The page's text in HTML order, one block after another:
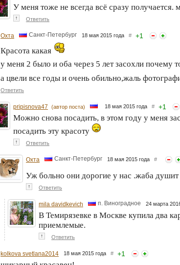
У меня тоже не всегда всё сразу получается.
↑ Ответить
Охта Санкт-Петербург 18 мая 2015 года # +1
Красота какая
у меня 2 было и оба через 5 лет засохли почему
а цвели все годы и очень обильно,жаль
Ответить
pripisnova47 (автор поста) 18 мая 2015 года # +1
Можно снова посадить, в этом году у меня
посадить эту красоту
↑ Ответить
Охта Санкт-Петербург 18 мая 2015 года #
Уж больно они дорогие у нас .жаба душит
↑ Ответить
mila davidkevich п. Виноградное 24 марта
В Темирязевке в Москве купила два
приемлемые.
↑ Ответить
kolkova svetlana2014 18 мая 2015 года # +1